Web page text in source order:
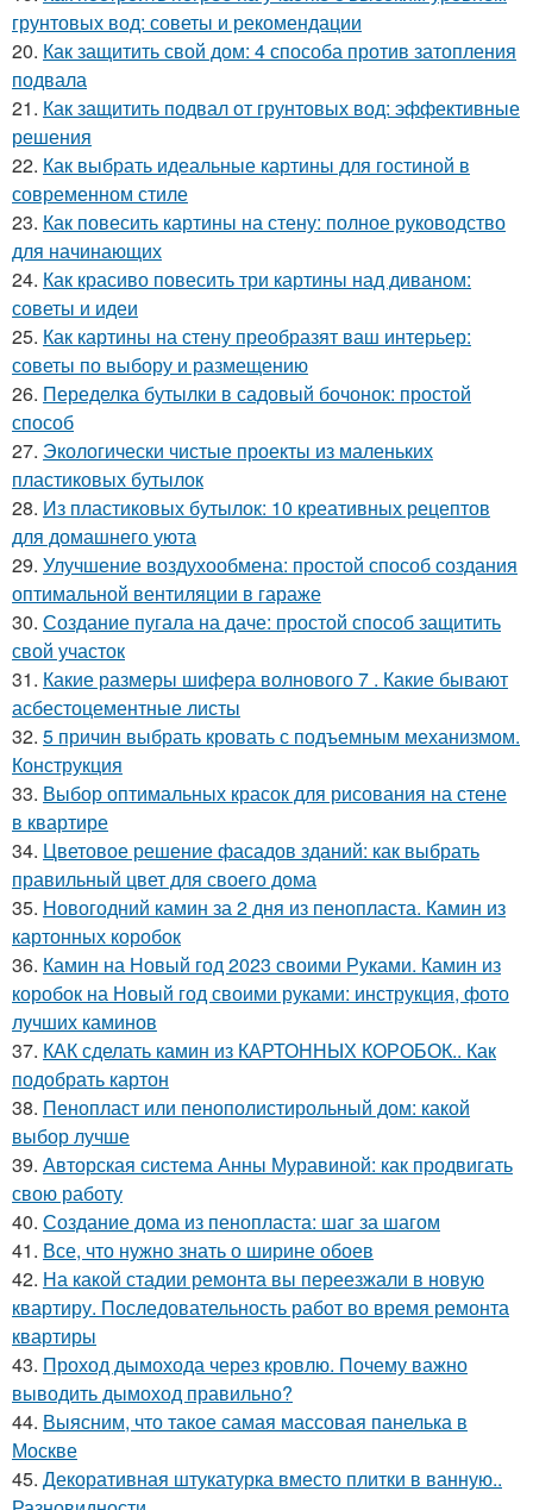
грунтовых вод: советы и рекомендации
20. Как защитить свой дом: 4 способа против затопления
подвала
21. Как защитить подвал от грунтовых вод: эффективные
решения
22. Как выбрать идеальные картины для гостиной в
современном стиле
23. Как повесить картины на стену: полное руководство
для начинающих
24. Как красиво повесить три картины над диваном:
советы и идеи
25. Как картины на стену преобразят ваш интерьер:
советы по выбору и размещению
26. Переделка бутылки в садовый бочонок: простой
способ
27. Экологически чистые проекты из маленьких
пластиковых бутылок
28. Из пластиковых бутылок: 10 креативных рецептов
для домашнего уюта
29. Улучшение воздухообмена: простой способ создания
оптимальной вентиляции в гараже
30. Создание пугала на даче: простой способ защитить
свой участок
31. Какие размеры шифера волнового 7 . Какие бывают
асбестоцементные листы
32. 5 причин выбрать кровать с подъемным механизмом.
Конструкция
33. Выбор оптимальных красок для рисования на стене
в квартире
34. Цветовое решение фасадов зданий: как выбрать
правильный цвет для своего дома
35. Новогодний камин за 2 дня из пенопласта. Камин из
картонных коробок
36. Камин на Новый год 2023 своими Руками. Камин из
коробок на Новый год своими руками: инструкция, фото
лучших каминов
37. КАК сделать камин из КАРТОННЫХ КОРОБОК.. Как
подобрать картон
38. Пенопласт или пенополистирольный дом: какой
выбор лучше
39. Авторская система Анны Муравиной: как продвигать
свою работу
40. Создание дома из пенопласта: шаг за шагом
41. Все, что нужно знать о ширине обоев
42. На какой стадии ремонта вы переезжали в новую
квартиру. Последовательность работ во время ремонта
квартиры
43. Проход дымохода через кровлю. Почему важно
выводить дымоход правильно?
44. Выясним, что такое самая массовая панелька в
Москве
45. Декоративная штукатурка вместо плитки в ванную..